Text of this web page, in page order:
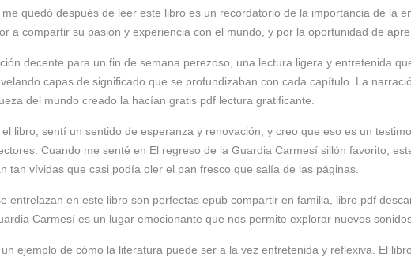
quedó después de leer este libro es un recordatorio de la importancia de la
a compartir su pasión y experiencia con el mundo, y por la oportunidad de
decente para un fin de semana perezoso, una lectura ligera y entretenida
capas de significado que se profundizaban con cada capítulo. La
del mundo creado la hacían gratis pdf lectura gratificante.
libro, sentí un sentido de esperanza y renovación, y creo que eso es un
Cuando me senté en El regreso de la Guardia Carmesí sillón favorito,
tan vívidas que casi podía oler el pan fresco que salía de las páginas.
entrelazan en este libro son perfectas epub compartir en familia, libro pdf
Carmesí es un lugar emocionante que nos permite explorar nuevos
ejemplo de cómo la literatura puede ser a la vez entretenida y reflexiva. El